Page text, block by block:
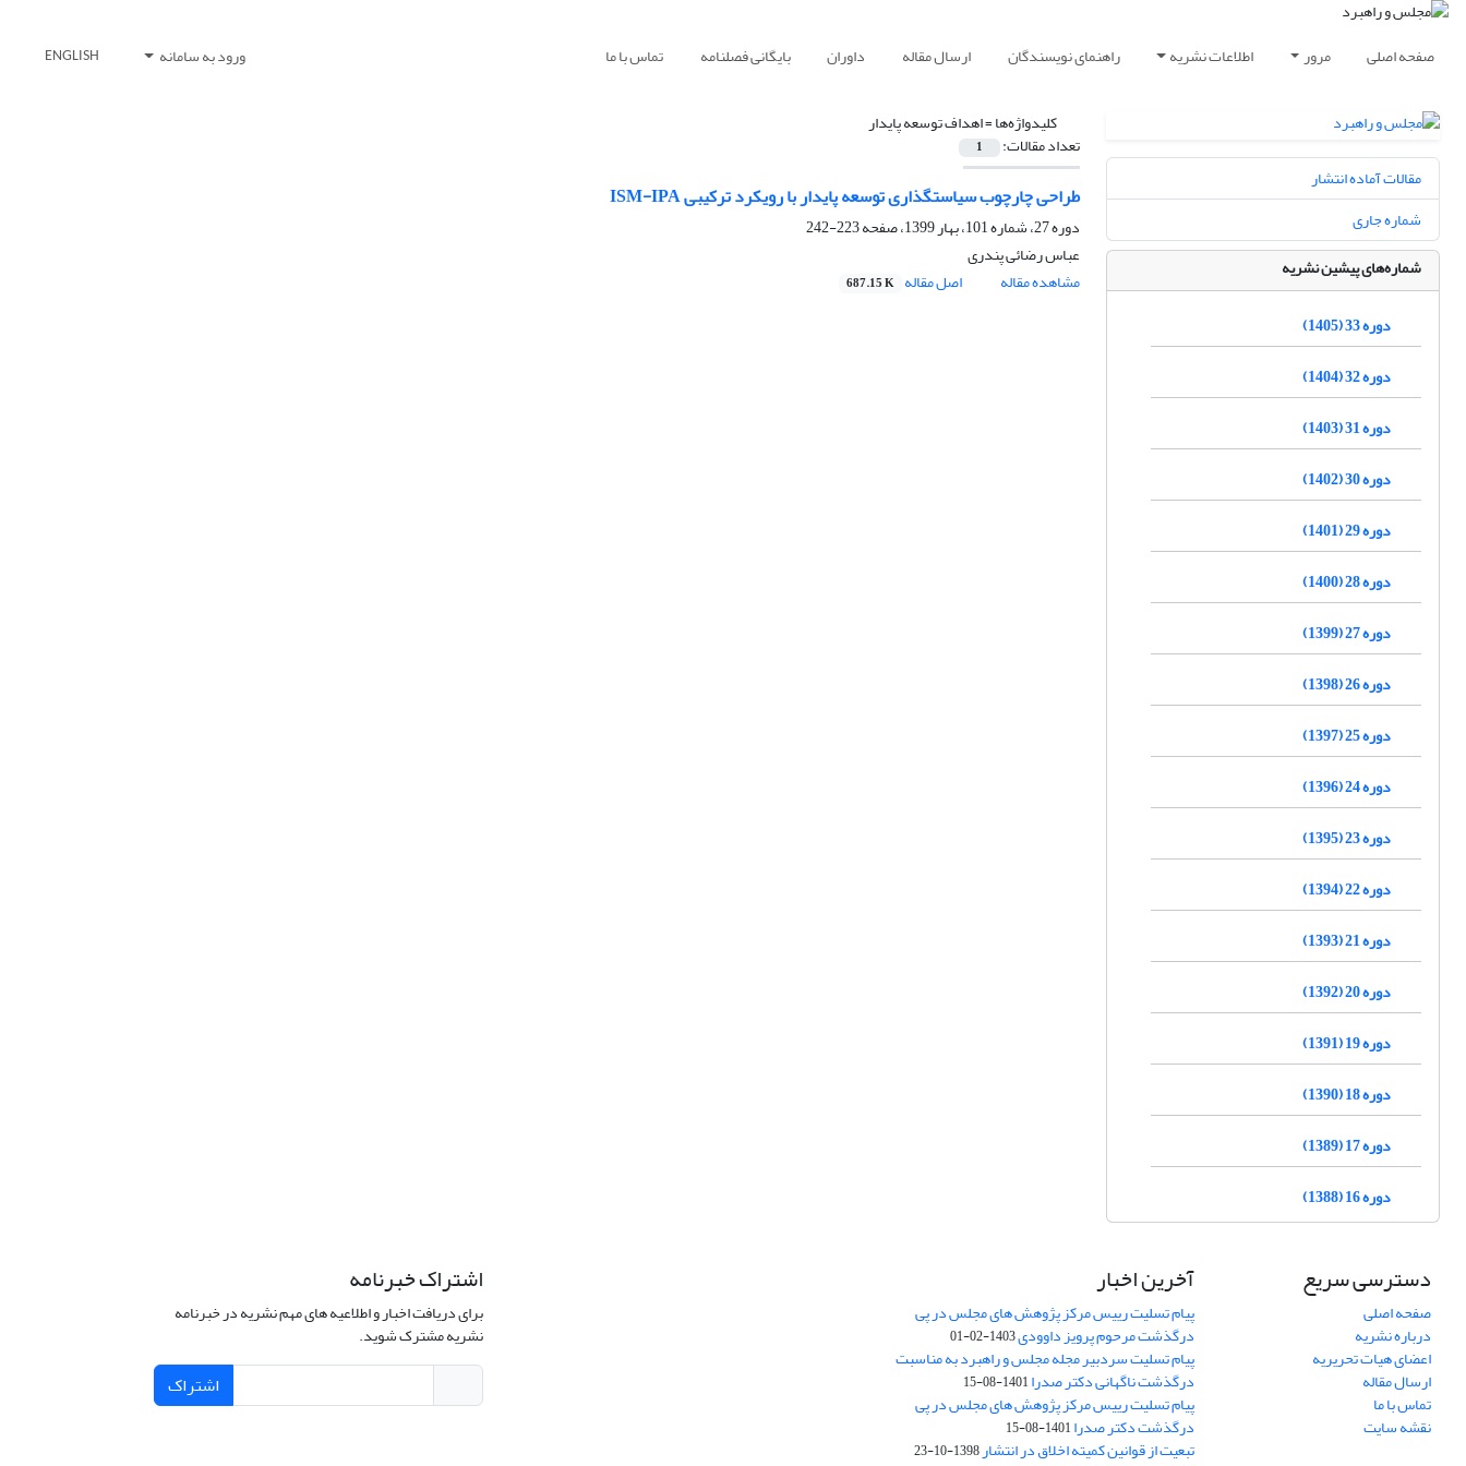
صفحه اصلی مرور اطلاعات نشریه راهنمای نویسندگان ارسال مقاله داوران بایگانی فصلنامه تماس با ما ورود به سامانه ENGLISH
کلیدواژه‌ها =اهداف توسعه پایدار
تعداد مقالات: 1
طراحی چارچوب سیاستگذاری توسعه پایدار با رویکرد ترکیبی ISM-IPA
دوره 27، شماره 101، بهار 1399، صفحه
223-242
عباس رضائی پندری
مشاهده مقاله
اصل مقاله 687.15 K
مقالات آماده انتشار
شماره جاری
شماره‌های پیشین نشریه
دوره 33 (1405)
دوره 32 (1404)
دوره 31 (1403)
دوره 30 (1402)
دوره 29 (1401)
دوره 28 (1400)
دوره 27 (1399)
دوره 26 (1398)
دوره 25 (1397)
دوره 24 (1396)
دوره 23 (1395)
دوره 22 (1394)
دوره 21 (1393)
دوره 20 (1392)
دوره 19 (1391)
دوره 18 (1390)
دوره 17 (1389)
دوره 16 (1388)
دسترسی سریع
صفحه اصلی
درباره نشریه
اعضای هیات تحریریه
ارسال مقاله
تماس با ما
نقشه سایت
آخرین اخبار
پیام تسلیت رییس مرکز پژوهش های مجلس در پی
درگذشت مرحوم پرویز داوودی1403-02-01
پیام تسلیت سردبیر مجله مجلس و راهبرد به مناسبت
درگذشت ناگهانی دکتر صدرا1401-08-15
پیام تسلیت رییس مرکز پژوهش های مجلس در پی
درگذشت دکتر صدرا1401-08-15
تبعیت از قوانین کمیته اخلاق در انتشار1398-10-23
اشتراک خبرنامه
برای دریافت اخبار و اطلاعیه های مهم نشریه در خبرنامه
نشریه مشترک شوید.
اشتراک